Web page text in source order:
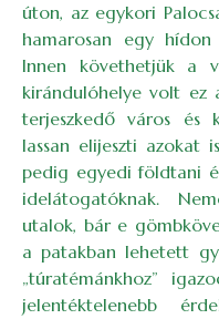
úton, az egykori
hamarosan egy
Innen követhetjük a
kirándulóhelye volt ez
terjeszkedő város és
lassan elijeszti azokat
pedig egyedi földtani
idelátogatóknak.
utalok, bár e
a patakban lehetett
„túratémánkhoz”
jelentéktelenebb